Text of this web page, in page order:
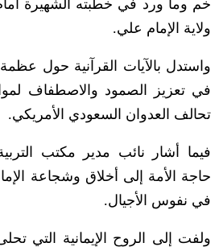
خم وما ورد في خطبته الشهيرة
ولاية الإمام علي.
واستدل بالآيات القرآنية حول
في تعزيز الصمود والاصطفاف
تحالف العدوان السعودي الأمريكي.
فيما أشار نائب مدير مكتب
حاجة الأمة إلى أخلاق وشجاعة
في نفوس الأجيال.
ولفت إلى الروح الإيمانية التي